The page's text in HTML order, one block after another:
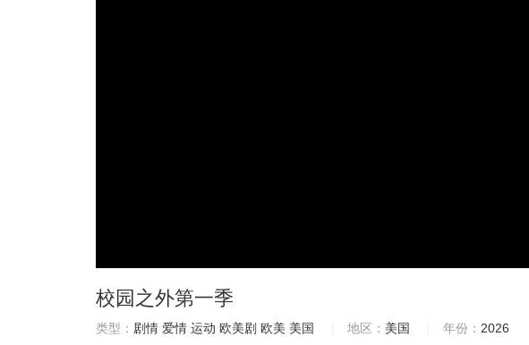
校园之外第一季
类型： 剧情 爱情 运动 欧美剧 欧美 美国 地区： 美国 年份： 2026